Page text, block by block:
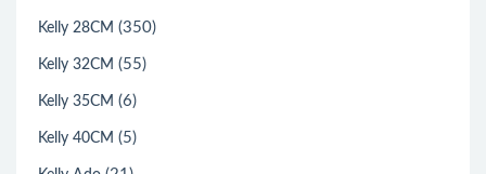
Kelly 28CM (350)
Kelly 32CM (55)
Kelly 35CM (6)
Kelly 40CM (5)